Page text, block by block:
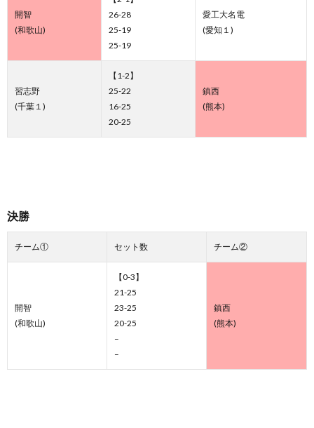
開智
(和歌山)
26-28
25-19
25-19
愛工大名電
(愛知１)
習志野
(千葉１)
【1-2】
25-22
16-25
20-25
鎮西
(熊本)
決勝
チーム① セット数 チーム②
開智
(和歌山)
【0-3】
21-25
23-25
20-25
–
–
鎮西
(熊本)